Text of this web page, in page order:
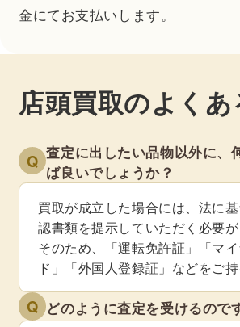
金にてお支払いします。
店頭買取のよく
Q 査定に出したい品物以外に、
ば良いでしょうか？
買取が成立した場合には、法に
認書類を提示していただく必要が
そのため、「運転免許証」「マ
ド」「外国人登録証」などをご持
Q どのように査定を受けるので